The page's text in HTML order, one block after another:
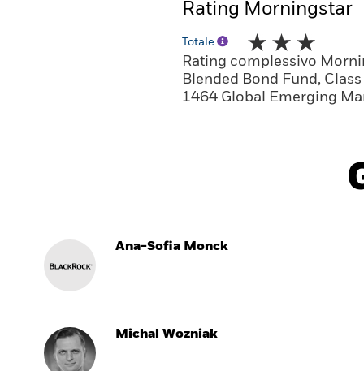
Rating Morningstar
Totale
Rating complessivo
Blended Bond Fund,
1464 Global Emerging
Ana-Sofia Monck
Michal Wozniak